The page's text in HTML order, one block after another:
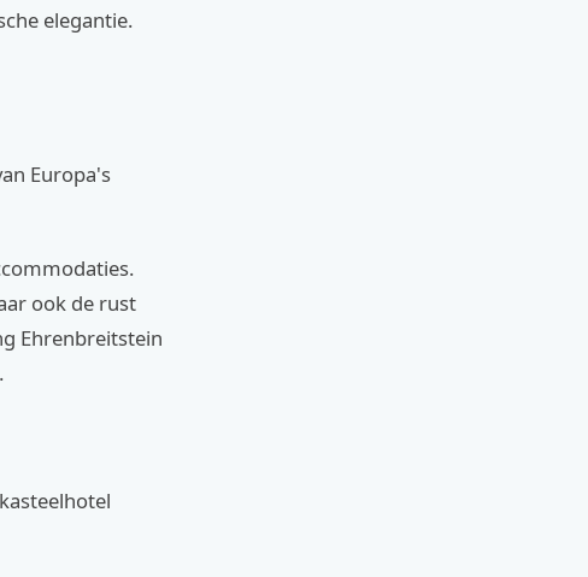
elegantie.
Europa's
ook de rust
Ehrenbreitstein